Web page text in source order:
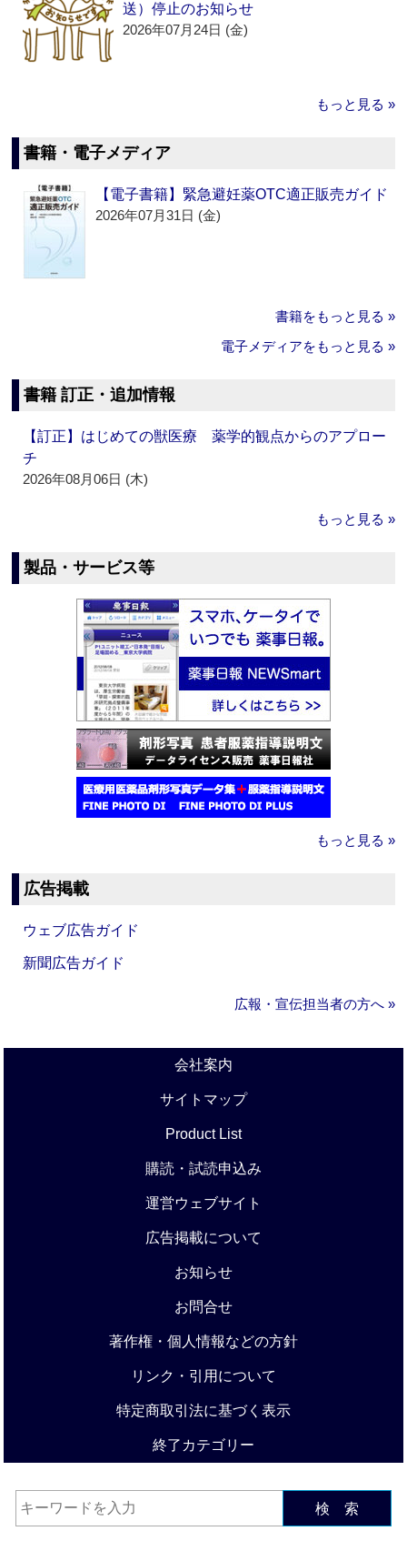
送）停止のお知らせ
2026年07月24日 (金)
もっと見る »
書籍・電子メディア
【電子書籍】緊急避妊薬OTC適正販売ガイド
2026年07月31日 (金)
書籍をもっと見る »
電子メディアをもっと見る »
書籍 訂正・追加情報
【訂正】はじめての獣医療 薬学的観点からのアプロー
チ
2026年08月06日 (木)
もっと見る »
製品・サービス等
もっと見る »
広告掲載
ウェブ広告ガイド
新聞広告ガイド
広報・宣伝担当者の方へ »
会社案内
サイトマップ
Product List
購読・試読申込み
運営ウェブサイト
広告掲載について
お知らせ
お問合せ
著作権・個人情報などの方針
リンク・引用について
特定商取引法に基づく表示
終了カテゴリー
検 索